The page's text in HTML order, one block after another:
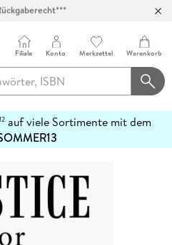
über 100 Filialen
Filiale Konto Merkzettel Warenkorb
12auf viele Sortimente mit dem